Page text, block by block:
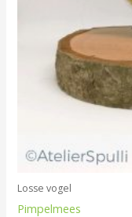
Losse vogel
Pimpelmees